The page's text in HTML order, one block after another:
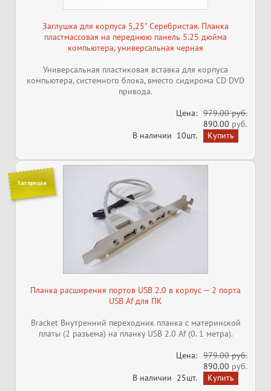
Заглушка для корпуса 5,25" Серебристая. Планка
пластмассовая на переднюю панель 5.25 дюйма
компьютера, универсальная черная
Универсальная пластиковая вставка для корпуса
компьютера, системного блока, вместо сидирома CD DVD
привода.
Цена: 979.00 руб.
890.00 руб.
В наличии 10шт.
Хит продаж
Планка расширения портов USB 2.0 в корпус — 2 порта
USB Af для ПК
Bracket Внутренний переходник планка с материнской
платы (2 разъема) на планку USB 2.0 Af (0. 1 метра).
Цена: 979.00 руб.
890.00 руб.
В наличии 25шт.